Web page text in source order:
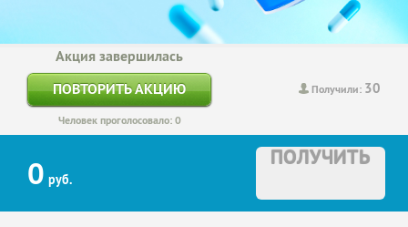
Получили: 30
Акция завершилась
ПОВТОРИТЬ АКЦИЮ
Человек проголосовало: 0
0 руб.
ПОЛУЧИТЬ